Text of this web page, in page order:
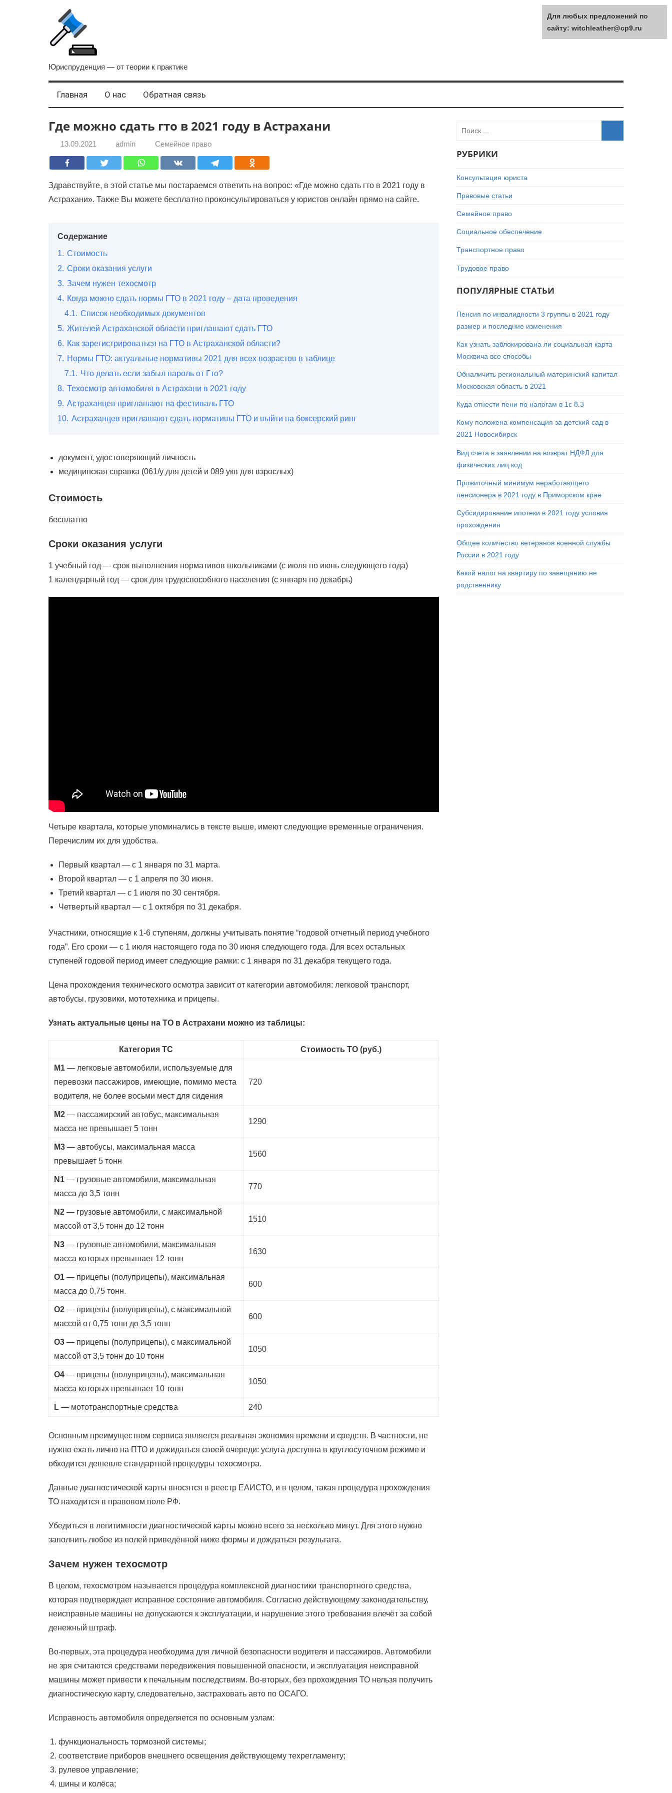
Лидер
права
Юриспруденция — от теории к практике
Главная О нас Обратная связь
Где можно сдать гто в 2021 году в Астрахани
13.09.2021 admin Семейное право
Здравствуйте, в этой статье мы постараемся ответить на вопрос: «Где можно сдать гто в 2021 году в
Астрахани». Также Вы можете бесплатно проконсультироваться у юристов онлайн прямо на сайте.
Содержание
1. Стоимость
2. Сроки оказания услуги
3. Зачем нужен техосмотр
4. Когда можно сдать нормы ГТО в 2021 году – дата проведения
4.1. Список необходимых документов
5. Жителей Астраханской области приглашают сдать ГТО
6. Как зарегистрироваться на ГТО в Астраханской области?
7. Нормы ГТО: актуальные нормативы 2021 для всех возрастов в таблице
7.1. Что делать если забыл пароль от Гто?
8. Техосмотр автомобиля в Астрахани в 2021 году
9. Астраханцев приглашают на фестиваль ГТО
10. Астраханцев приглашают сдать нормативы ГТО и выйти на боксерский ринг
документ, удостоверяющий личность
медицинская справка (061/у для детей и 089 укв для взрослых)
Стоимость
бесплатно
Сроки оказания услуги
1 учебный год — срок выполнения нормативов школьниками (с июля по июнь следующего года)
1 календарный год — срок для трудоспособного населения (с января по декабрь)
Четыре квартала, которые упоминались в тексте выше, имеют следующие временные ограничения.
Перечислим их для удобства.
Первый квартал — с 1 января по 31 марта.
Второй квартал — с 1 апреля по 30 июня.
Третий квартал — с 1 июля по 30 сентября.
Четвертый квартал — с 1 октября по 31 декабря.
Участники, относящие к 1-6 ступеням, должны учитывать понятие “годовой отчетный период учебного
года”. Его сроки — с 1 июля настоящего года по 30 июня следующего года. Для всех остальных
ступеней годовой период имеет следующие рамки: с 1 января по 31 декабря текущего года.
Цена прохождения технического осмотра зависит от категории автомобиля: легковой транспорт,
автобусы, грузовики, мототехника и прицепы.
Узнать актуальные цены на ТО в Астрахани можно из таблицы:
Категория ТС Стоимость ТО (руб.)
М1— легковые автомобили, используемые для
перевозки пассажиров, имеющие, помимо места
водителя, не более восьми мест для сидения
720
М2— пассажирский автобус, максимальная
масса не превышает 5 тонн
1290
М3— автобусы, максимальная масса
превышает 5 тонн
1560
N1— грузовые автомобили, максимальная
масса до 3,5 тонн
770
N2— грузовые автомобили, с максимальной
массой от 3,5 тонн до 12 тонн
1510
N3— грузовые автомобили, максимальная
масса которых превышает 12 тонн
1630
О1— прицепы (полуприцепы), максимальная
масса до 0,75 тонн.
600
О2— прицепы (полуприцепы), с максимальной
массой от 0,75 тонн до 3,5 тонн
600
О3— прицепы (полуприцепы), с максимальной
массой от 3,5 тонн до 10 тонн
1050
О4— прицепы (полуприцепы), максимальная
масса которых превышает 10 тонн
1050
L— мототранспортные средства 240
Основным преимуществом сервиса является реальная экономия времени и средств. В частности, не
нужно ехать лично на ПТО и дожидаться своей очереди: услуга доступна в круглосуточном режиме и
обходится дешевле стандартной процедуры техосмотра.
Данные диагностической карты вносятся в реестр ЕАИСТО, и в целом, такая процедура прохождения
ТО находится в правовом поле РФ.
Убедиться в легитимности диагностической карты можно всего за несколько минут. Для этого нужно
заполнить любое из полей приведённой ниже формы и дождаться результата.
Зачем нужен техосмотр
В целом, техосмотром называется процедура комплексной диагностики транспортного средства,
которая подтверждает исправное состояние автомобиля. Согласно действующему законодательству,
неисправные машины не допускаются к эксплуатации, и нарушение этого требования влечёт за собой
денежный штраф.
Во-первых, эта процедура необходима для личной безопасности водителя и пассажиров. Автомобили
не зря считаются средствами передвижения повышенной опасности, и эксплуатация неисправной
машины может привести к печальным последствиям. Во-вторых, без прохождения ТО нельзя получить
диагностическую карту, следовательно, застраховать авто по ОСАГО.
Исправность автомобиля определяется по основным узлам:
функциональность тормозной системы;
соответствие приборов внешнего освещения действующему техрегламенту;
рулевое управление;
шины и колёса;
РУБРИКИ
Консультация юриста
Правовые статьи
Семейное право
Социальное обеспечение
Транспортное право
Трудовое право
ПОПУЛЯРНЫЕ СТАТЬИ
Пенсия по инвалидности 3 группы в 2021 году
размер и последние изменения
Как узнать заблокирована ли социальная карта
Москвича все способы
Обналичить региональный материнский капитал
Московская область в 2021
Куда отнести пени по налогам в 1с 8.3
Кому положена компенсация за детский сад в
2021 Новосибирск
Вид счета в заявлении на возврат НДФЛ для
физических лиц код
Прожиточный минимум неработающего
пенсионера в 2021 году в Приморском крае
Субсидирование ипотеки в 2021 году условия
прохождения
Общее количество ветеранов военной службы
России в 2021 году
Какой налог на квартиру по завещанию не
родственнику
Для любых предложений по
сайту: witchleather@cp9.ru